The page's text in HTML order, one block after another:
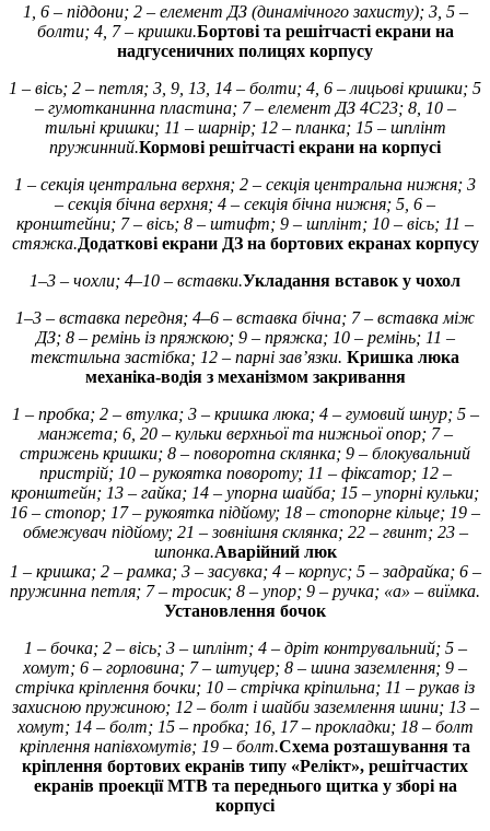
1, 6 – піддони; 2 – елемент ДЗ (динамічного захисту); 3, 5 –
болти; 4, 7 – кришки.Бортові та решітчасті екрани на
надгусеничних полицях корпусу
1 – вісь; 2 – петля; 3, 9, 13, 14 – болти; 4, 6 – лицьові кришки; 5
– гумотканинна пластина; 7 – елемент ДЗ 4С23; 8, 10 –
тильні кришки; 11 – шарнір; 12 – планка; 15 – шплінт
пружинний.Кормові решітчасті екрани на корпусі
1 – секція центральна верхня; 2 – секція центральна нижня; 3
– секція бічна верхня; 4 – секція бічна нижня; 5, 6 –
кронштейни; 7 – вісь; 8 – штифт; 9 – шплінт; 10 – вісь; 11 –
стяжка.Додаткові екрани ДЗ на бортових екранах корпусу
1–3 – чохли; 4–10 – вставки.Укладання вставок у чохол
1–3 – вставка передня; 4–6 – вставка бічна; 7 – вставка між
ДЗ; 8 – ремінь із пряжкою; 9 – пряжка; 10 – ремінь; 11 –
текстильна застібка; 12 – парні зав’язки. Кришка люка
механіка-водія з механізмом закривання
1 – пробка; 2 – втулка; 3 – кришка люка; 4 – гумовий шнур; 5 –
манжета; 6, 20 – кульки верхньої та нижньої опор; 7 –
стрижень кришки; 8 – поворотна склянка; 9 – блокувальний
пристрій; 10 – рукоятка повороту; 11 – фіксатор; 12 –
кронштейн; 13 – гайка; 14 – упорна шайба; 15 – упорні кульки;
16 – стопор; 17 – рукоятка підйому; 18 – стопорне кільце; 19 –
обмежувач підйому; 21 – зовнішня склянка; 22 – гвинт; 23 –
шпонка.Аварійний люк
1 – кришка; 2 – рамка; 3 – засувка; 4 – корпус; 5 – задрайка; 6 –
пружинна петля; 7 – тросик; 8 – упор; 9 – ручка; «а» – виїмка.
Установлення бочок
1 – бочка; 2 – вісь; 3 – шплінт; 4 – дріт контрувальний; 5 –
хомут; 6 – горловина; 7 – штуцер; 8 – шина заземлення; 9 –
стрічка кріплення бочки; 10 – стрічка кріпильна; 11 – рукав із
захисною пружиною; 12 – болт і шайби заземлення шини; 13 –
хомут; 14 – болт; 15 – пробка; 16, 17 – прокладки; 18 – болт
кріплення напівхомутів; 19 – болт.Схема розташування та
кріплення бортових екранів типу «Релікт», решітчастих
екранів проекції МТВ та переднього щитка у зборі на
корпусі